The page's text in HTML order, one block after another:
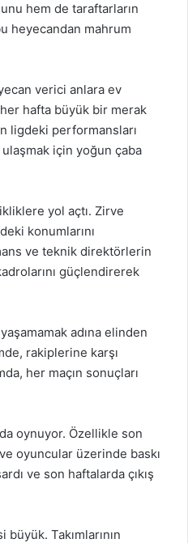
hem de taraftarların
heyecandan mahrum
verici anlara ev
her hafta büyük bir merak
ligdeki performansları
için yoğun çaba
yol açtı. Zirve
konumlarını
ve teknik direktörlerin
güçlendirerek
adına elinden
rakiplerine karşı
her maçın sonuçları
oynuyor. Özellikle son
oyuncular üzerinde baskı
ve son haftalarda çıkış
Takımlarının